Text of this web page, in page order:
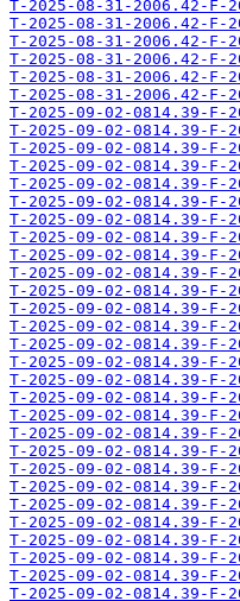
T-2025-08-31-2006.42-F-
T-2025-08-31-2006.42-F-
T-2025-08-31-2006.42-F-
T-2025-08-31-2006.42-F-
T-2025-08-31-2006.42-F-
T-2025-08-31-2006.42-F-
T-2025-09-02-0814.39-F-
T-2025-09-02-0814.39-F-
T-2025-09-02-0814.39-F-
T-2025-09-02-0814.39-F-
T-2025-09-02-0814.39-F-
T-2025-09-02-0814.39-F-
T-2025-09-02-0814.39-F-
T-2025-09-02-0814.39-F-
T-2025-09-02-0814.39-F-
T-2025-09-02-0814.39-F-
T-2025-09-02-0814.39-F-
T-2025-09-02-0814.39-F-
T-2025-09-02-0814.39-F-
T-2025-09-02-0814.39-F-
T-2025-09-02-0814.39-F-
T-2025-09-02-0814.39-F-
T-2025-09-02-0814.39-F-
T-2025-09-02-0814.39-F-
T-2025-09-02-0814.39-F-
T-2025-09-02-0814.39-F-
T-2025-09-02-0814.39-F-
T-2025-09-02-0814.39-F-
T-2025-09-02-0814.39-F-
T-2025-09-02-0814.39-F-
T-2025-09-02-0814.39-F-
T-2025-09-02-0814.39-F-
T-2025-09-02-0814.39-F-
T-2025-09-02-0814.39-F-